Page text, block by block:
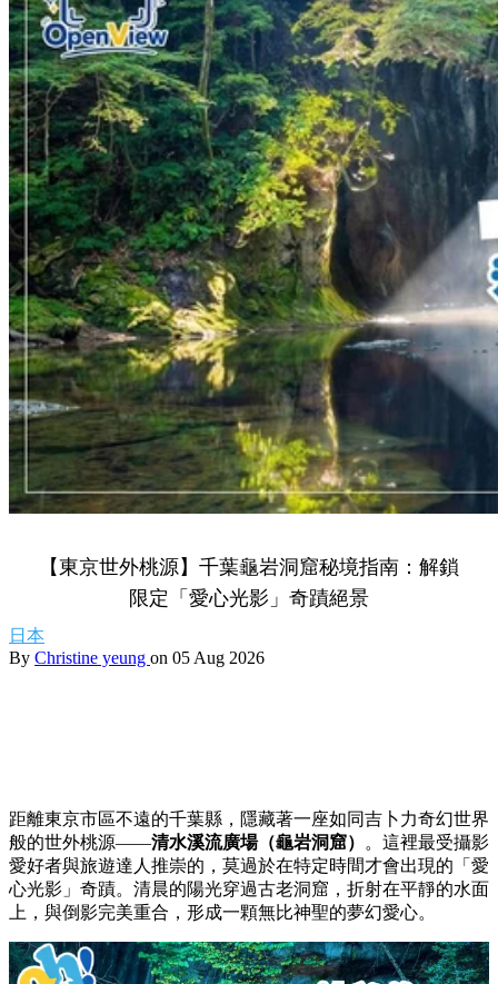
【東京世外桃源】千葉龜岩洞窟秘境指南：解鎖
限定「愛心光影」奇蹟絕景
日本
By Christine yeung on 05 Aug 2026
距離東京市區不遠的千葉縣，隱藏著一座如同吉卜力奇幻世界
般的世外桃源——清水溪流廣場（龜岩洞窟）
。這裡最受攝影
愛好者與旅遊達人推崇的，莫過於在特定時間才會出現的「愛
心光影」奇蹟。清晨的陽光穿過古老洞窟，折射在平靜的水面
上，與倒影完美重合，形成一顆無比神聖的夢幻愛心。